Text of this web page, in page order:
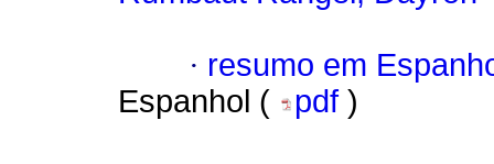
· resumo em
Espanhol (
pdf )